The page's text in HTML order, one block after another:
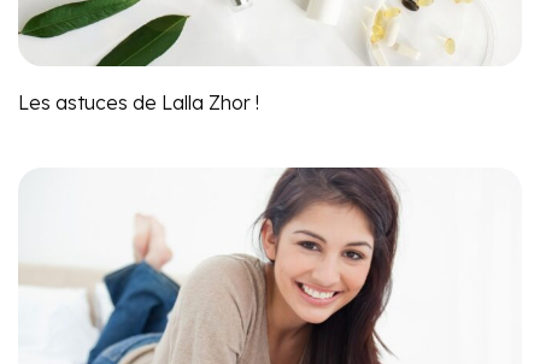
Les astuces de Lalla Zhor !